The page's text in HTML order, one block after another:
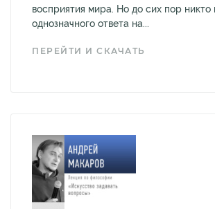
восприятия мира. Но до сих пор никто
однозначного ответа на...
ПЕРЕЙТИ И СКАЧАТЬ